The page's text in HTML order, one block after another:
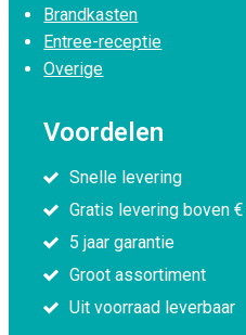
Brandkasten
Entree-receptie
Overige
Voordelen
Snelle levering
Gratis levering boven
5 jaar garantie
Groot assortiment
Uit voorraad leverbaar